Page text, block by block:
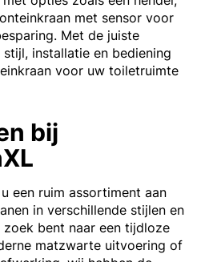
met sensor voor
Met de juiste
installatie en bediening
voor uw toiletruimte
bij
een ruim assortiment aan
in verschillende stijlen en
bent naar een tijdloze
matzwarte uitvoering of